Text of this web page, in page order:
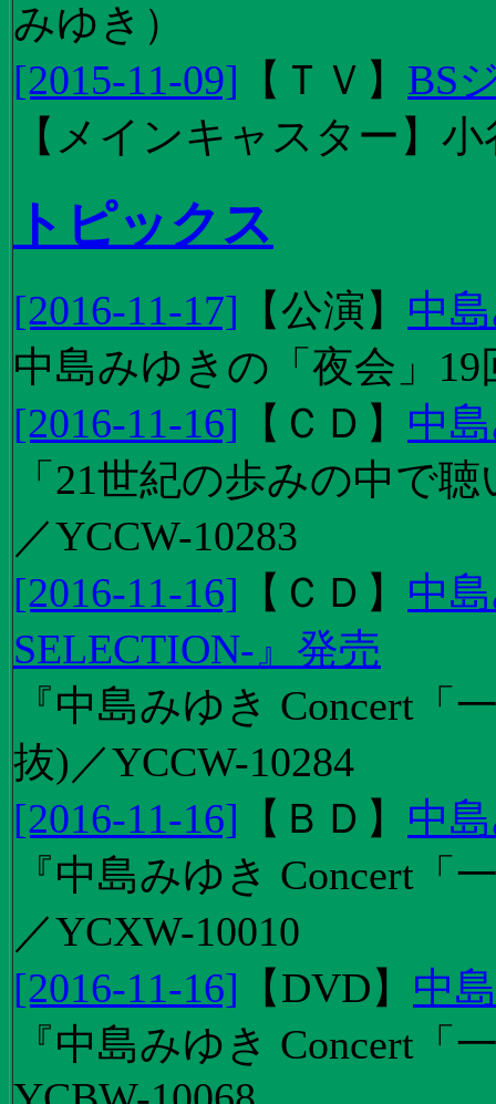
みゆき）
[2015-11-09] 【 ＴＶ 】 BS
【メインキャスター】
トピックス
[2016-11-17] 【公演 】 中
中島みゆきの「夜会」
[2016-11-16] 【 ＣＤ 】 中
「21世紀の歩みの中で
／YCCW-10283
[2016-11-16] 【 ＣＤ 】 中
SELECTION-』発売
『中島みゆき Concert
抜)／YCCW-10284
[2016-11-16] 【 ＢＤ 】 中
『中島みゆき Concert
／YCXW-10010
[2016-11-16] 【DVD】 中
『中島みゆき Concert